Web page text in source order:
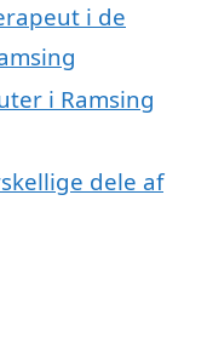
i de
i Ramsing
dele af